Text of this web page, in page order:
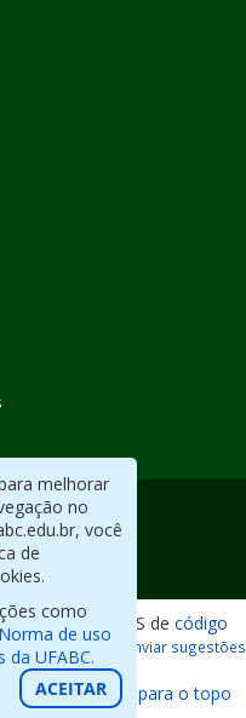
melhorar
no
você
de
como
Norma de uso
da UFABC.
ACEITAR
com CMS de código
Reportar erros / Enviar sugestões
Voltar para o topo